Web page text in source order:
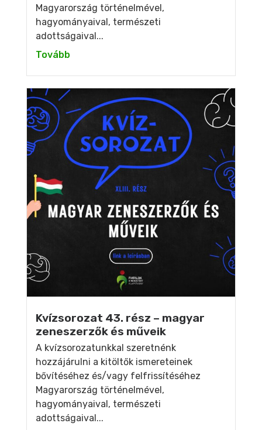
Magyarország történelmével,
hagyományaival, természeti
adottságaival...
Tovább
Kvízsorozat 43. rész – magyar
zeneszerzők és műveik
A kvízsorozatunkkal szeretnénk
hozzájárulni a kitöltők ismereteinek
bővítéséhez és/vagy felfrissítéséhez
Magyarország történelmével,
hagyományaival, természeti
adottságaival...